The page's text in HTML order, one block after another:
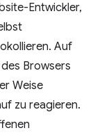
Entwickler,
Auf
Browsers
Weise
zu reagieren.